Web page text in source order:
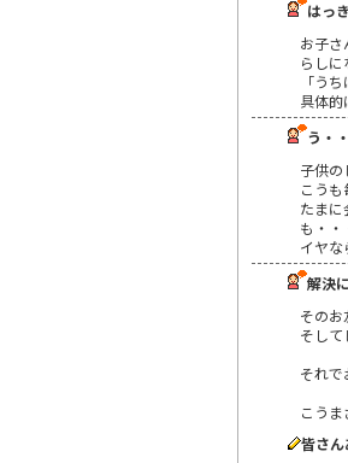
はっ
お子
らし
「う
具体
う・
子供の
こう
たま
も・・
イヤな
解決
そのお
そして
それで
こう
皆さん